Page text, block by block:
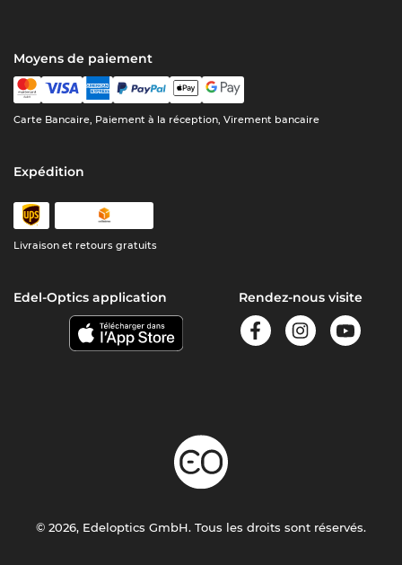
Moyens de paiement
Carte Bancaire, Paiement à la réception, Virement bancaire
Expédition
Livraison et retours gratuits
Edel-Optics application Rendez-nous visite
© 2026, Edeloptics GmbH. Tous les droits sont réservés.